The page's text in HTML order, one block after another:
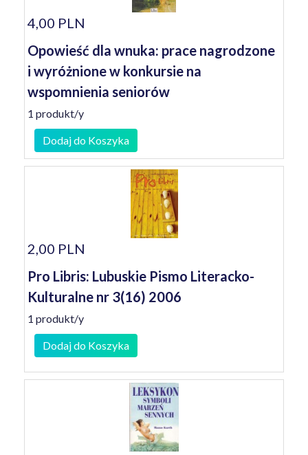
4,00 PLN
Opowieść dla wnuka: prace nagrodzone
i wyróżnione w konkursie na
wspomnienia seniorów
1 produkt/y
Dodaj do Koszyka
2,00 PLN
Pro Libris: Lubuskie Pismo Literacko-
Kulturalne nr 3(16) 2006
1 produkt/y
Dodaj do Koszyka